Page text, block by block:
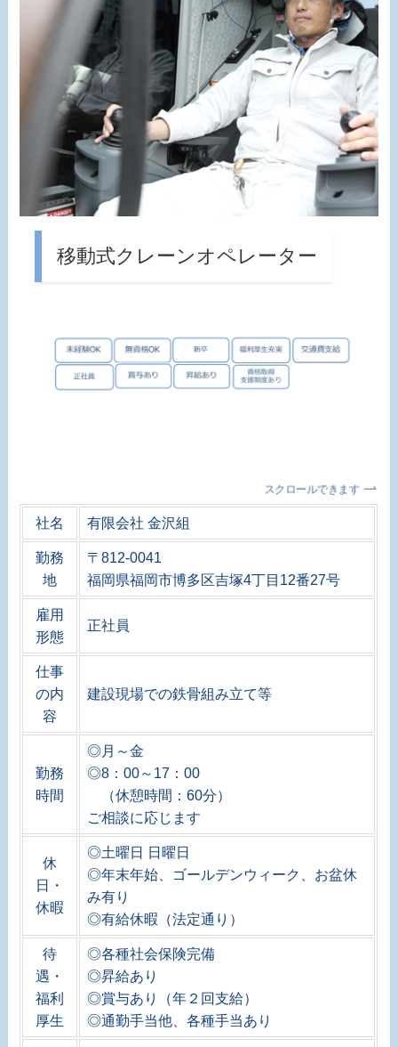
移動式クレーンオペレーター
スクロールできます
社名 有限会社 金沢組
勤務
地
〒812-0041
福岡県福岡市博多区吉塚4丁目12番27号
雇用
形態
正社員
仕事
の内
容
建設現場での鉄骨組み立て等
勤務
時間
◎月～金
◎8：00～17：00
（休憩時間：60分）
ご相談に応じます
休
日・
休暇
◎土曜日 日曜日
◎年末年始、ゴールデンウィーク、お盆休
み有り
◎有給休暇（法定通り）
待
遇・
福利
厚生
◎各種社会保険完備
◎昇給あり
◎賞与あり（年２回支給）
◎通勤手当他、各種手当あり